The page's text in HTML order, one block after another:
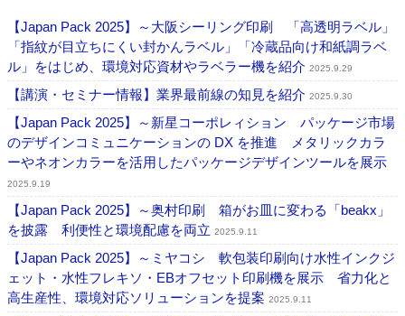
【Japan Pack 2025】～大阪シーリング印刷 「高透明ラベル」
「指紋が目立ちにくい封かんラベル」「冷蔵品向け和紙調ラベ
ル」をはじめ、環境対応資材やラベラー機を紹介 2025.9.29
【講演・セミナー情報】業界最前線の知見を紹介 2025.9.30
【Japan Pack 2025】～新星コーポレィション パッケージ市場
のデザインコミュニケーションの DX を推進 メタリックカラ
ーやネオンカラーを活用したパッケージデザインツールを展示
2025.9.19
【Japan Pack 2025】～奥村印刷 箱がお皿に変わる「beakx」
を披露 利便性と環境配慮を両立 2025.9.11
【Japan Pack 2025】～ミヤコシ 軟包装印刷向け水性インクジ
ェット・水性フレキソ・EBオフセット印刷機を展示 省力化と
高生産性、環境対応ソリューションを提案 2025.9.11